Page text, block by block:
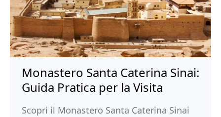
Monastero Santa Caterina Sinai:
Guida Pratica per la Visita
Scopri il Monastero Santa Caterina Sinai